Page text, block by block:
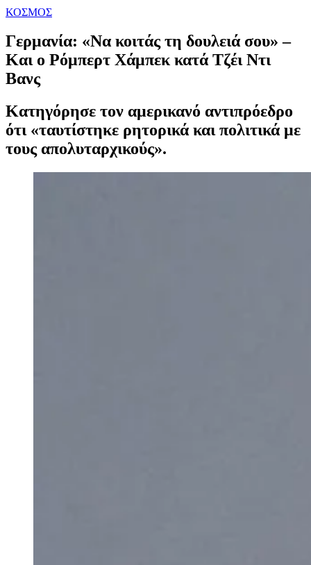
ΚΟΣΜΟΣ
Γερμανία: «Να κοιτάς τη δουλειά σου» –
Και ο Ρόμπερτ Χάμπεκ κατά Τζέι Ντι
Βανς
Κατηγόρησε τον αμερικανό αντιπρόεδρο
ότι «ταυτίστηκε ρητορικά και πολιτικά με
τους απολυταρχικούς».